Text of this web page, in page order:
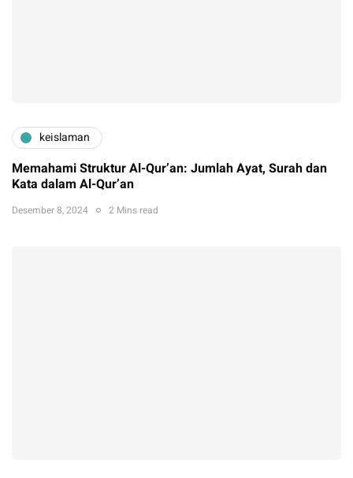
keislaman
Memahami Struktur Al-Qur’an: Jumlah Ayat, Surah dan
Kata dalam Al-Qur’an
Desember 8, 2024 2 Mins read